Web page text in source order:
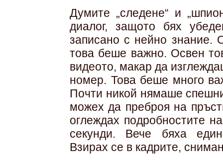
Думите „следене“ и
диалог, защото бях
записано с нейно знание.
това беше важно. Освен
видеото, макар да
номер. Това беше много
Почти никой нямаше
можех да преброя на
оглеждах подробностите
секунди. Вече бяха
Взирах се в кадрите,